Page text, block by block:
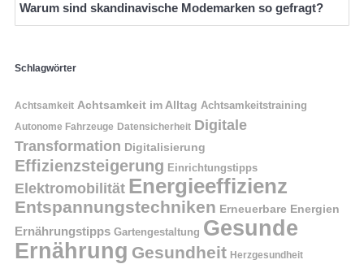
Warum sind skandinavische Modemarken so gefragt?
Schlagwörter
Achtsamkeit Achtsamkeit im Alltag Achtsamkeitstraining
Autonome Fahrzeuge Datensicherheit Digitale
Transformation Digitalisierung
Effizienzsteigerung Einrichtungstipps
Elektromobilität Energieeffizienz
Entspannungstechniken Erneuerbare Energien
Ernährungstipps Gartengestaltung Gesunde
Ernährung Gesundheit Herzgesundheit